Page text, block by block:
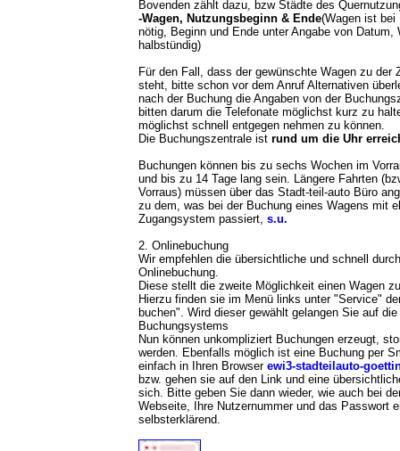
Bovenden zählt dazu, bzw Städte des
-Wagen, Nutzungsbeginn & Ende(Wagen ist
nötig, Beginn und Ende unter Angabe von Datum,
halbstündig)
Für den Fall, dass der gewünschte Wagen zu der
steht, bitte schon vor dem Anruf Alternativen
nach der Buchung die Angaben von der
bitten darum die Telefonate möglichst kurz zu
möglichst schnell entgegen nehmen zu können.
Die Buchungszentrale ist rund um die Uhr
Buchungen können bis zu sechs Wochen im
und bis zu 14 Tage lang sein. Längere Fahrten
Vorraus) müssen über das Stadt-teil-auto Büro
zu dem, was bei der Buchung eines Wagens mit
Zugangsystem passiert, s.u.
2. Onlinebuchung
Wir empfehlen die übersichtliche und schnell
Onlinebuchung.
Diese stellt die zweite Möglichkeit einen Wagen
Hierzu finden sie im Menü links unter "Service"
buchen". Wird dieser gewählt gelangen Sie auf
Buchungsystems
Nun können unkompliziert Buchungen erzeugt,
werden. Ebenfalls möglich ist eine Buchung per
einfach in Ihren Browser ewi3-stadteilauto-
bzw. gehen sie auf den Link und eine
sich. Bitte geben Sie dann wieder, wie auch bei
Webseite, Ihre Nutzernummer und das Passwort
selbsterklärend.